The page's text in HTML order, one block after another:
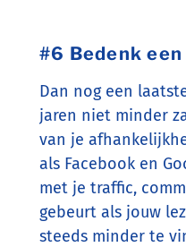
#6 Bedenk een
Dan nog een
jaren niet minder
van je
als Facebook en
met je traffic,
gebeurt als jouw
steeds minder te